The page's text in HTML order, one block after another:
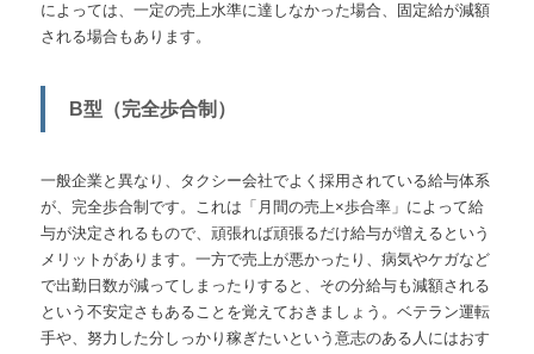
によっては、一定の売上水準に達しなかった場合、固定給が減額
される場合もあります。
B型（完全歩合制）
一般企業と異なり、タクシー会社でよく採用されている給与体系
が、完全歩合制です。これは「月間の売上×歩合率」によって給
与が決定されるもので、頑張れば頑張るだけ給与が増えるという
メリットがあります。一方で売上が悪かったり、病気やケガなど
で出勤日数が減ってしまったりすると、その分給与も減額される
という不安定さもあることを覚えておきましょう。ベテラン運転
手や、努力した分しっかり稼ぎたいという意志のある人にはおす